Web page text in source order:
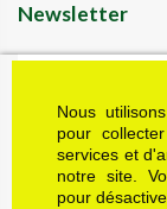
Nous
pour
services et
notre site.
pour
Newsletter
LK motoculture vous
bienvenue (code de
de confirmation envoyé à
Vous pouvez vous
Plus d'informations dans
J'accepte les